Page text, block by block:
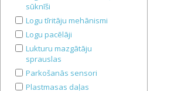
sūknīši
Logu tīritāju mehānismi
Logu pacēlāji
Lukturu mazgātāju
sprauslas
Parkošanās sensori
Plastmasas daļas